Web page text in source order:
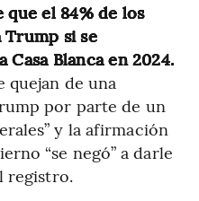
que el 84% de los
Trump si se
Blanca en 2024.
quejan de una
por parte de un
y la afirmación
“se negó” a darle
registro.